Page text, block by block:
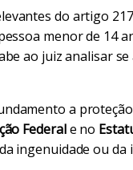
do artigo
menor de 14
ao juiz analisar
a
Federale no
ingenuidade ou